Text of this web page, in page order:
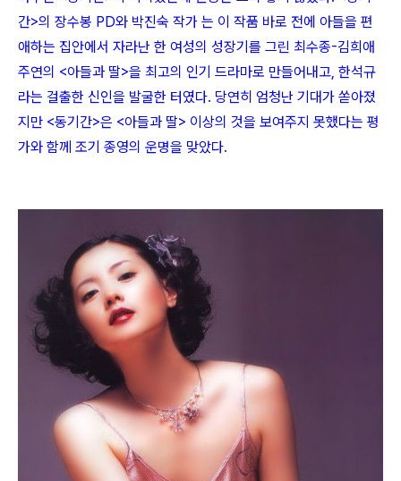
간>의 장수봉 PD와 박진숙 작가 는 이 작품 바로 전에 아들을 편
애하는 집안에서 자라난 한 여성의 성장기를 그린 최수종-김희애
주연의 <아들과 딸>을 최고의 인기 드라마로 만들어내고, 한석규
라는 걸출한 신인을 발굴한 터였다. 당연히 엄청난 기대가 쏟아졌
지만 <동기간>은 <아들과 딸> 이상의 것을 보여주지 못했다는 평
가와 함께 조기 종영의 운명을 맞았다.